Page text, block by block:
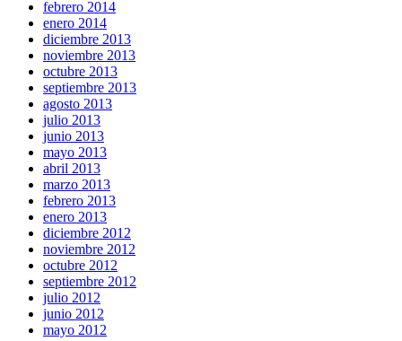
febrero 2014
enero 2014
diciembre 2013
noviembre 2013
octubre 2013
septiembre 2013
agosto 2013
julio 2013
junio 2013
mayo 2013
abril 2013
marzo 2013
febrero 2013
enero 2013
diciembre 2012
noviembre 2012
octubre 2012
septiembre 2012
julio 2012
junio 2012
mayo 2012